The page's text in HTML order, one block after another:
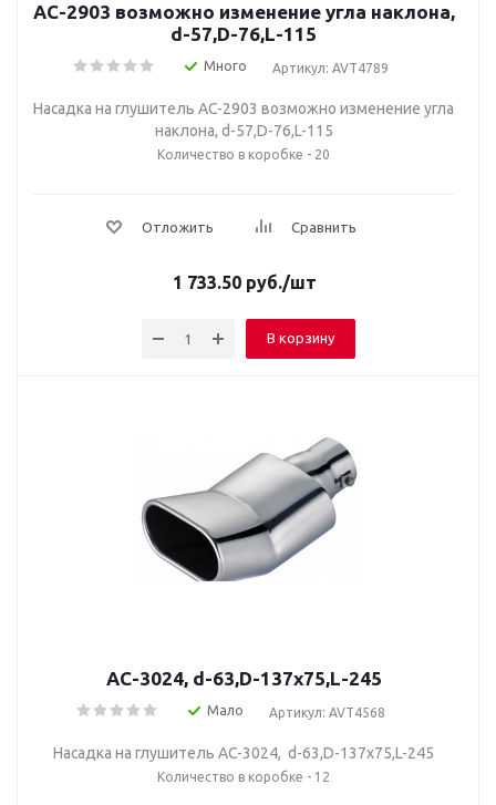
AC-2903 возможно изменение угла наклона,
d-57,D-76,L-115
Много Артикул: AVT4789
Насадка на глушитель AC-2903 возможно изменение угла
наклона, d-57,D-76,L-115
Количество в коробке - 20
Отложить Сравнить
1 733.50руб./шт
В корзину
AC-3024, d-63,D-137х75,L-245
Мало Артикул: AVT4568
Насадка на глушитель AC-3024, d-63,D-137х75,L-245
Количество в коробке - 12